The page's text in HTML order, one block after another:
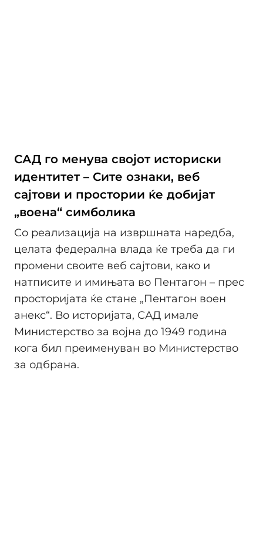
САД го менува својот историски
идентитет – Сите ознаки, веб
сајтови и простории ќе добијат
„воена“ симболика
Со реализација на извршната наредба,
целата федерална влада ќе треба да ги
промени своите веб сајтови, како и
натписите и имињата во Пентагон – прес
просторијата ќе стане „Пентагон воен
анекс“. Во историјата, САД имале
Министерство за војна до 1949 година
кога бил преименуван во Министерство
за одбрана.